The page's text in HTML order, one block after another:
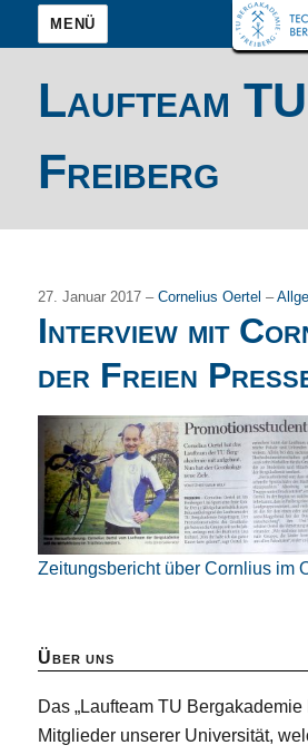
MENÜ
Laufteam TU
Freiberg
27. Januar 2017 –Cornelius Oertel–
Interview mit
der Freien
Zeitungsbericht über Cornlius im
Über uns
Das „Laufteam TU Bergakademie
Mitglieder unserer Universität,